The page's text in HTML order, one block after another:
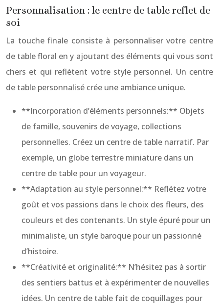
Personnalisation : le centre de table reflet de
soi
La touche finale consiste à personnaliser votre centre
de table floral en y ajoutant des éléments qui vous sont
chers et qui reflètent votre style personnel. Un centre
de table personnalisé crée une ambiance unique.
**Incorporation d’éléments personnels:** Objets
de famille, souvenirs de voyage, collections
personnelles. Créez un centre de table narratif. Par
exemple, un globe terrestre miniature dans un
centre de table pour un voyageur.
**Adaptation au style personnel:** Reflétez votre
goût et vos passions dans le choix des fleurs, des
couleurs et des contenants. Un style épuré pour un
minimaliste, un style baroque pour un passionné
d’histoire.
**Créativité et originalité:** N’hésitez pas à sortir
des sentiers battus et à expérimenter de nouvelles
idées. Un centre de table fait de coquillages pour